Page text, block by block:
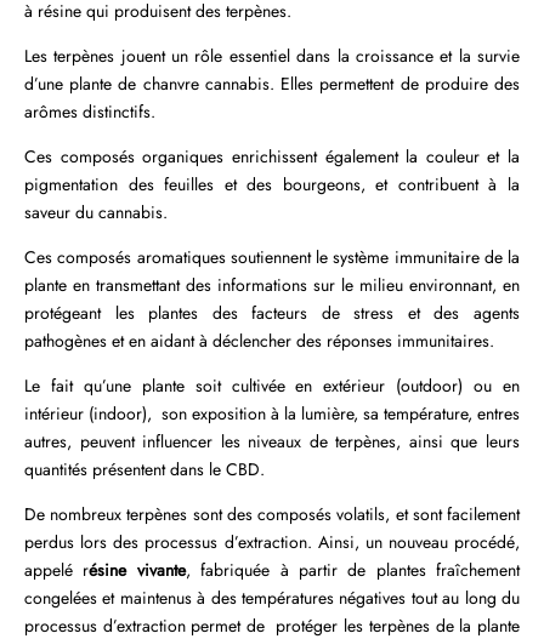
à résine qui produisent des terpènes.
Les terpènes jouent un rôle essentiel dans la croissance et la survie
d’une plante de chanvre cannabis. Elles permettent de produire des
arômes distinctifs.
Ces composés organiques enrichissent également la couleur et la
pigmentation des feuilles et des bourgeons, et contribuent à la
saveur du cannabis.
Ces composés aromatiques soutiennent le système immunitaire de la
plante en transmettant des informations sur le milieu environnant, en
protégeant les plantes des facteurs de stress et des agents
pathogènes et en aidant à déclencher des réponses immunitaires.
Le fait qu’une plante soit cultivée en extérieur (outdoor) ou en
intérieur (indoor), son exposition à la lumière, sa température, entres
autres, peuvent influencer les niveaux de terpènes, ainsi que leurs
quantités présentent dans le CBD.
De nombreux terpènes sont des composés volatils, et sont facilement
perdus lors des processus d’extraction. Ainsi, un nouveau procédé,
appelé résine vivante, fabriquée à partir de plantes fraîchement
congelées et maintenus à des températures négatives tout au long du
processus d’extraction permet de protéger les terpènes de la plante